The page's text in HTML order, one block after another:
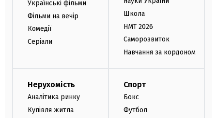
Українські фільми
Фільми на вечір
Комедії
Серіали
Школа
НМТ 2026
Саморозвиток
Навчання за кордоном
Нерухомість
Аналітика ринку
Купівля житла
Спорт
Бокс
Футбол